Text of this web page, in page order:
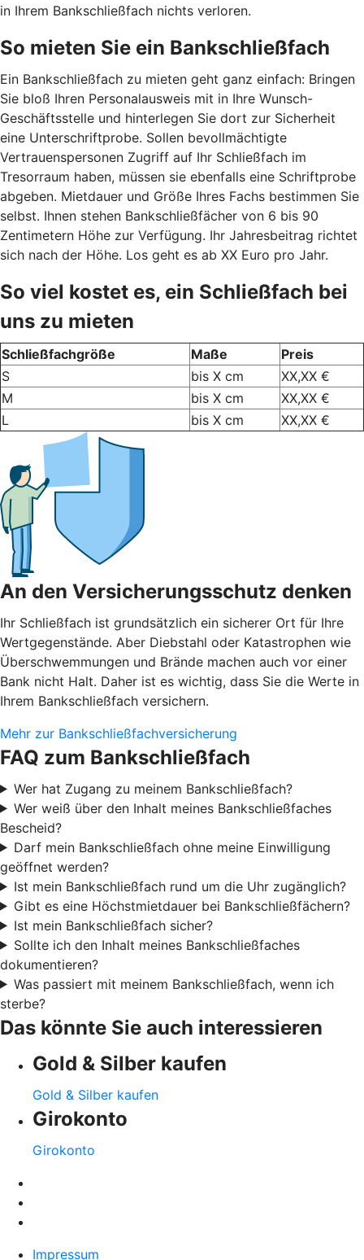
in Ihrem Bankschließfach nichts verloren.
So mieten Sie ein Bankschließfach
Ein Bankschließfach zu mieten geht ganz einfach: Bringen
Sie bloß Ihren Personalausweis mit in Ihre Wunsch-
Geschäftsstelle und hinterlegen Sie dort zur Sicherheit
eine Unterschriftprobe. Sollen bevollmächtigte
Vertrauenspersonen Zugriff auf Ihr Schließfach im
Tresorraum haben, müssen sie ebenfalls eine Schriftprobe
abgeben. Mietdauer und Größe Ihres Fachs bestimmen Sie
selbst. Ihnen stehen Bankschließfächer von 6 bis 90
Zentimetern Höhe zur Verfügung. Ihr Jahresbeitrag richtet
sich nach der Höhe. Los geht es ab XX Euro pro Jahr.
So viel kostet es, ein Schließfach bei
uns zu mieten
Schließfachgröße Maße
Preis
S
bis X cm
XX,XX €
M
bis X cm
XX,XX €
L
bis X cm XX,XX €
An den Versicherungsschutz denken
Ihr Schließfach ist grundsätzlich ein sicherer Ort für Ihre
Wertgegenstände. Aber Diebstahl oder Katastrophen wie
Überschwemmungen und Brände machen auch vor einer
Bank nicht Halt. Daher ist es wichtig, dass Sie die Werte in
Ihrem Bankschließfach versichern.
Mehr zur Bankschließfachversicherung
FAQ zum Bankschließfach
Wer hat Zugang zu meinem Bankschließfach?
Wer weiß über den Inhalt meines Bankschließfaches
Bescheid?
Darf mein Bankschließfach ohne meine Einwilligung
geöffnet werden?
Ist mein Bankschließfach rund um die Uhr zugänglich?
Gibt es eine Höchstmietdauer bei Bankschließfächern?
Ist mein Bankschließfach sicher?
Sollte ich den Inhalt meines Bankschließfaches
dokumentieren?
Was passiert mit meinem Bankschließfach, wenn ich
sterbe?
Das könnte Sie auch interessieren
Gold & Silber kaufen
Gold & Silber kaufen
Girokonto
Girokonto
Impressum